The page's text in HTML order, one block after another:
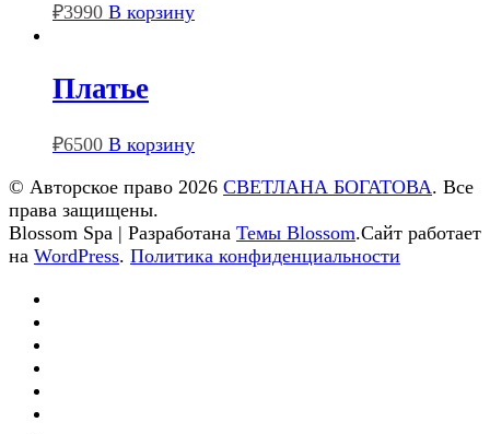
₽3990 В корзину
Платье
₽6500 В корзину
© Авторское право 2026 СВЕТЛАНА БОГАТОВА. Все
права защищены.
Blossom Spa | Разработана Темы Blossom.Сайт работает
на WordPress. Политика конфиденциальности